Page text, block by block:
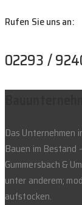
Rufen Sie uns an:
02293 /
Das
Bauen im Bestand
Gummersbach &
unter anderem;
aufstocken.